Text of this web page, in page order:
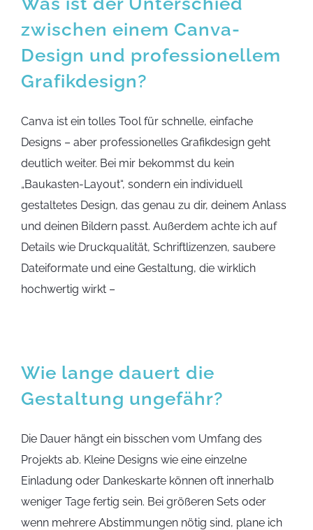
zwischen einem Canva-
Design und professionellem
Grafikdesign?
Canva ist ein tolles Tool für schnelle, einfache
Designs – aber professionelles Grafikdesign geht
deutlich weiter. Bei mir bekommst du kein
„Baukasten-Layout“, sondern ein individuell
gestaltetes Design, das genau zu dir, deinem Anlass
und deinen Bildern passt. Außerdem achte ich auf
Details wie Druckqualität, Schriftlizenzen, saubere
Dateiformate und eine Gestaltung, die wirklich
hochwertig wirkt –
Wie lange dauert die
Gestaltung ungefähr?
Die Dauer hängt ein bisschen vom Umfang des
Projekts ab. Kleine Designs wie eine einzelne
Einladung oder Dankeskarte können oft innerhalb
weniger Tage fertig sein. Bei größeren Sets oder
wenn mehrere Abstimmungen nötig sind, plane ich